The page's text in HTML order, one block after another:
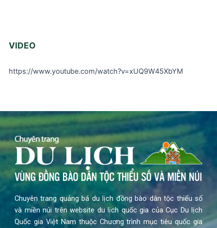
VIDEO
https://www.youtube.com/watch?v=xUQ9W45XbYM
Chuyên trang quảng bá du lịch đồng bào dân tộc thiểu số
và miền núi trên website du lịch quốc gia của Cục Du lịch
Quốc gia Việt Nam thuộc Chương trình mục tiêu quốc gia